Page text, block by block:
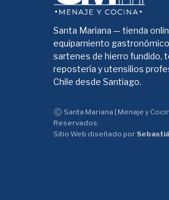
Santa Mariana — tienda
equipamiento gastronómico
sartenes de hierro fundido,
repostería y utensilios
Chile desde Santiago.
Santa Mariana | Menaje y
Reservados.
Sitio Web diseñado por